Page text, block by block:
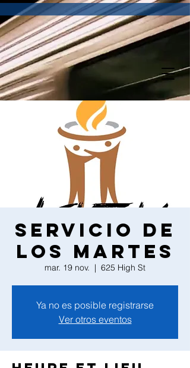
Servicio de
los martes
mar. 19 nov.
  |
625 High St
Ya no es posible registrarse
Ver otros eventos